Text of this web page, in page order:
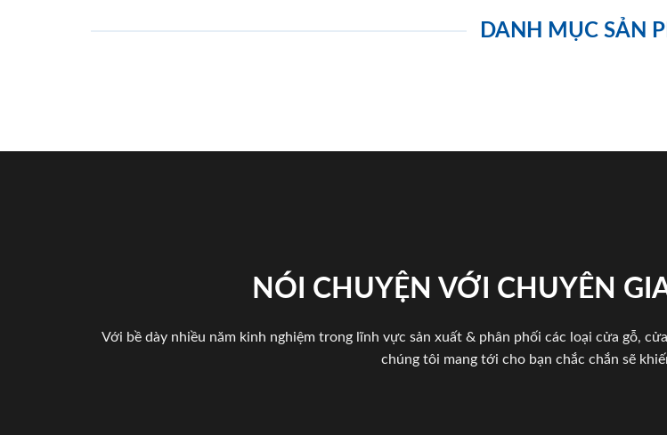
DANH MỤC SẢN
NÓI CHUYỆN VỚI CHUYÊN
Với bề dày nhiều năm kinh nghiệm trong lĩnh vực sản xuất & phân phối các loại cửa gỗ,
chúng tôi mang tới cho bạn chắc chắn sẽ